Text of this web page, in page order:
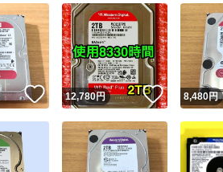
いいね！
12,780円 いいね！
8,480円